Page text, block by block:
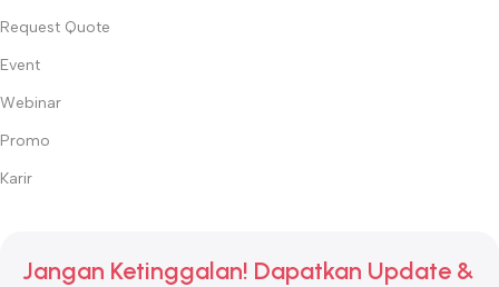
Request Quote
Event
Webinar
Promo
Karir
Jangan Ketinggalan! Dapatkan Update &